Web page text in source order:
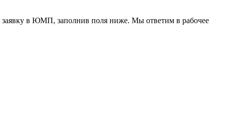
в ЮМП, заполнив поля ниже. Mы ответим в рабочее